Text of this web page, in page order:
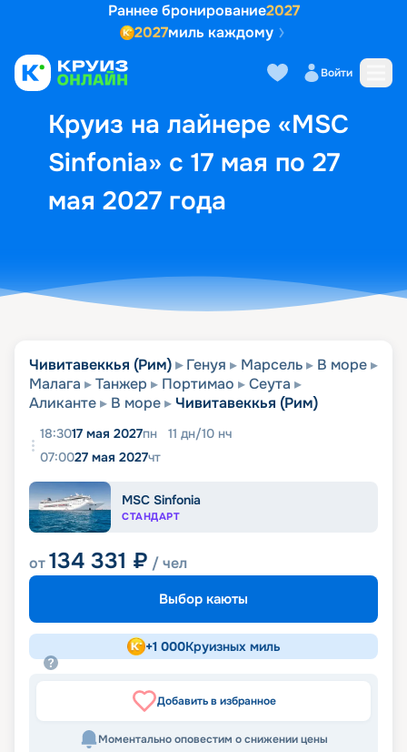
Раннее бронирование2027
2027миль каждому
Войти
Круиз на лайнере «MSC
Sinfonia» с 17 мая по 27
мая 2027 года
Выбор кают Маршрут и
Чивитавеккья (Рим) Генуя Марсель
В море
Малага
Танжер Портимао
Сеута
Аликанте
В море Чивитавеккья (Рим)
18:3017 мая 2027пн 11 дн/10 нч
07:0027 мая 2027чт
MSC Sinfonia
СТАНДАРТ
от134 331 ₽ / чел
Выбор каюты
+1 000Круизных миль
Добавить в избранное
Моментально оповестим о снижении цены